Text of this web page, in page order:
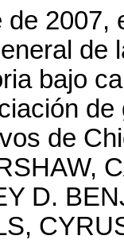
2007,
de
bajo
de
D.